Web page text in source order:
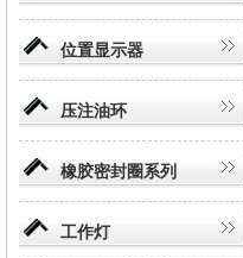
位置显示器
压注油环
橡胶密封圈系列
工作灯